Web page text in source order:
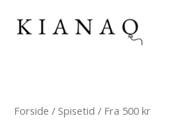
Forside / Spisetid / Fra 500 kr